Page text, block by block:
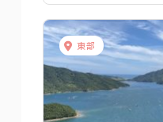
東部